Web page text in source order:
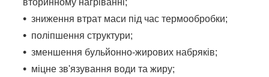
зниження втрат маси під час термообробки;
поліпшення структури;
зменшення бульйонно-жирових набряків;
міцне зв'язування води та жиру;